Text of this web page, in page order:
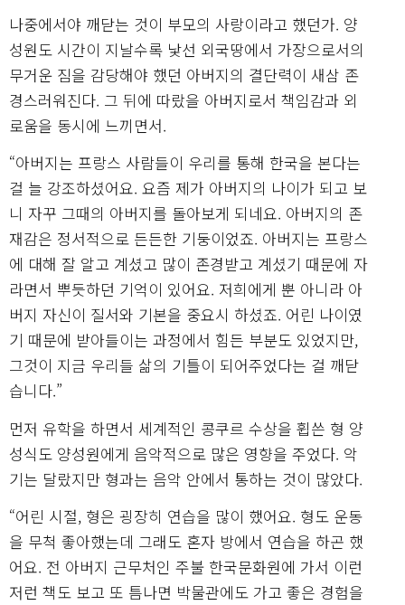
나중에서야 깨닫는 것이 부모의 사랑이라고 했던가. 양
성원도 시간이 지날수록 낯선 외국땅에서 가장으로서의
무거운 짐을 감당해야 했던 아버지의 결단력이 새삼 존
경스러워진다. 그 뒤에 따랐을 아버지로서 책임감과 외
로움을 동시에 느끼면서.
“아버지는 프랑스 사람들이 우리를 통해 한국을 본다는
걸 늘 강조하셨어요. 요즘 제가 아버지의 나이가 되고 보
니 자꾸 그때의 아버지를 돌아보게 되네요. 아버지의 존
재감은 정서적으로 든든한 기둥이었죠. 아버지는 프랑스
에 대해 잘 알고 계셨고 많이 존경받고 계셨기 때문에 자
라면서 뿌듯하던 기억이 있어요. 저희에게 뿐 아니라 아
버지 자신이 질서와 기본을 중요시 하셨죠. 어린 나이였
기 때문에 받아들이는 과정에서 힘든 부분도 있었지만,
그것이 지금 우리들 삶의 기틀이 되어주었다는 걸 깨닫
습니다.”
먼저 유학을 하면서 세계적인 콩쿠르 수상을 휩쓴 형 양
성식도 양성원에게 음악적으로 많은 영향을 주었다. 악
기는 달랐지만 형과는 음악 안에서 통하는 것이 많았다.
“어린 시절, 형은 굉장히 연습을 많이 했어요. 형도 운동
을 무척 좋아했는데 그래도 혼자 방에서 연습을 하곤 했
어요. 전 아버지 근무처인 주불 한국문화원에 가서 이런
저런 책도 보고 또 틈나면 박물관에도 가고 좋은 경험을